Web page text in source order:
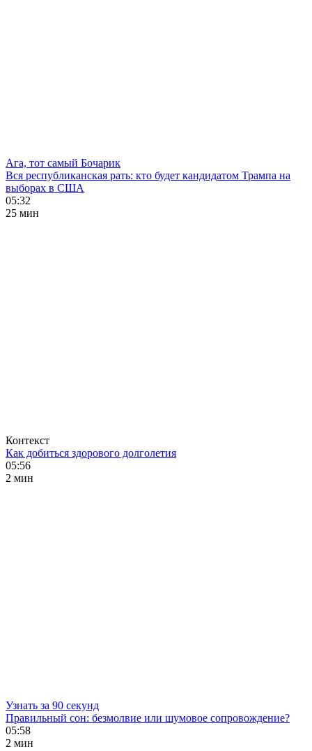
Ага, тот самый Бочарик
Вся республиканская рать: кто будет кандидатом Трампа на
выборах в США
05:32
25 мин
Контекст
Как добиться здорового долголетия
05:56
2 мин
Узнать за 90 секунд
Правильный сон: безмолвие или шумовое сопровождение?
05:58
2 мин